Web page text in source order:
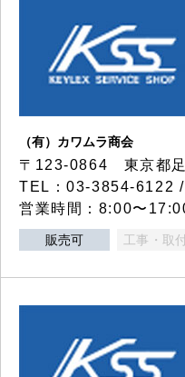
（有）カワムラ商会
〒123-0864 東京都
TEL：03-3854-6122
営業時間：8:00〜
販売可 工事・取